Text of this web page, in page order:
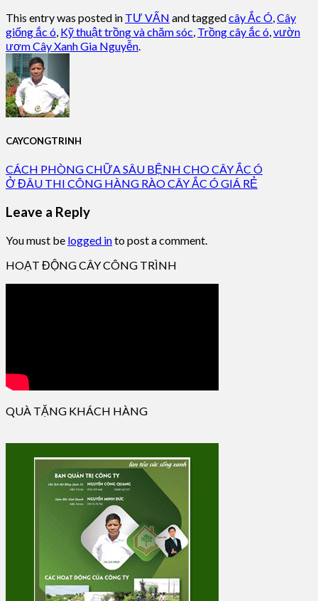
This entry was posted in TƯ VẤN and taggedcây Ắc Ó,Cây
giống ắc ó, Kỹ thuật trồng và chăm sóc, Trồng cây ắc ó,vườn
ươm Cây Xanh Gia Nguyễn.
CAYCONGTRINH
CÁCH PHÒNG CHỮA SÂU BỆNH CHO CÂY ẮC Ó
Ở ĐÂU THI CÔNG HÀNG RÀO CÂY ẮC Ó GIÁ RẺ
Leave a Reply
You must be logged into post a comment.
HOẠT ĐỘNG CÂY CÔNG TRÌNH
QUÀ TẶNG KHÁCH HÀNG